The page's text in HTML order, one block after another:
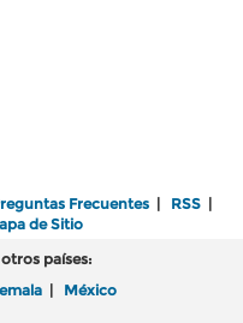
Frecuentes | RSS |
de Sitio
países:
| México